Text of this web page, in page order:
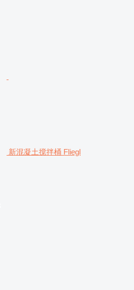
新混凝土搅拌桶 Fliegl